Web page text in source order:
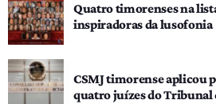
Quatro timorenses na
inspiradoras da lusofonia
CSMJ timorense aplicou
quatro juízes do Tribunal